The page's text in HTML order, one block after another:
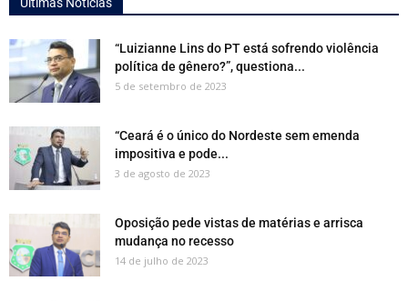
“Luizianne Lins do PT está sofrendo violência
política de gênero?”, questiona...
5 de setembro de 2023
“Ceará é o único do Nordeste sem emenda
impositiva e pode...
3 de agosto de 2023
Oposição pede vistas de matérias e arrisca
mudança no recesso
14 de julho de 2023